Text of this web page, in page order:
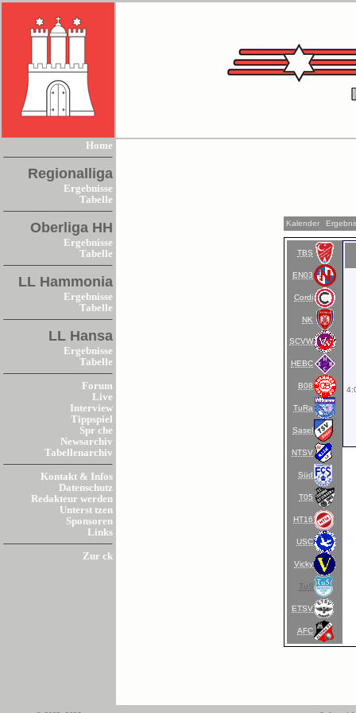
Home
Regionalliga
Ergebnisse
Tabelle
Oberliga HH
Ergebnisse
Tabelle
LL Hammonia
Ergebnisse
Tabelle
LL Hansa
Ergebnisse
Tabelle
Forum
Live
Interview
Tippspiel
Spr che
Newsarchiv
Tabellenarchiv
Kontakt & Infos
Datenschutz
Redakteur werden
Unterst tzen
Sponsoren
Links
Zur ck
Kalender
TBS
EN03
Cordi
NK
SCVW
HEBC
B08
TuRa
Sasel
NTSV
Süd
T05
HT16
USC
Vicky
TuS
ETSV
AFC